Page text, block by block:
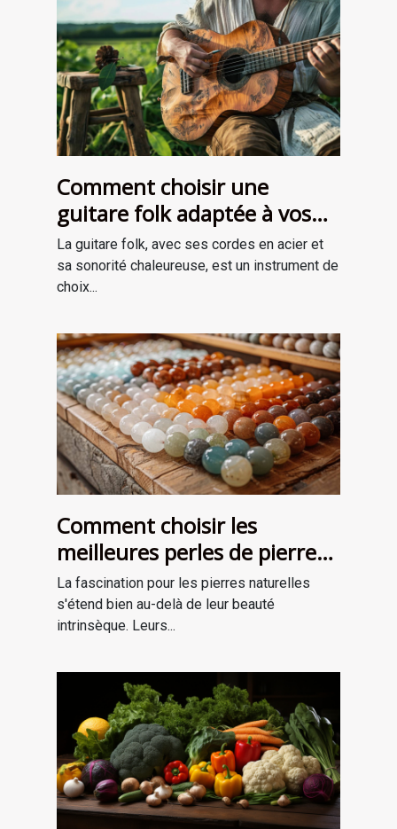
Comment choisir une
guitare folk adaptée à vos
besoins
La guitare folk, avec ses cordes en acier et
sa sonorité chaleureuse, est un instrument de
choix...
Comment choisir les
meilleures perles de pierre
naturelle pour vos projets de
bijouterie et de lithothérapie
La fascination pour les pierres naturelles
s'étend bien au-delà de leur beauté
intrinsèque. Leurs...